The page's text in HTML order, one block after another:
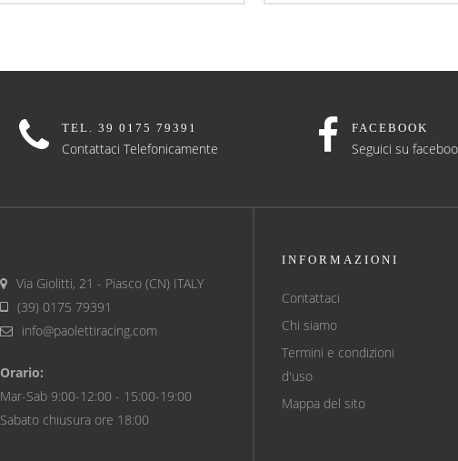
TEL. 39 0175 79391
Contattaci Telefonicamente
FACEBOOK
Seguici su
Via Giolitti, 21 - Piasco (CN) ITALY
(39) 0175 79391
info@paolettiracing.com
Orario:
Mar-Sab 9:00-12:00 - 15:00-19:00
Sabato chiusura ore 18:00
INFORMAZIONI
Contattaci
Chi siamo
Termini e condizioni
d'uso
Mappa del sito